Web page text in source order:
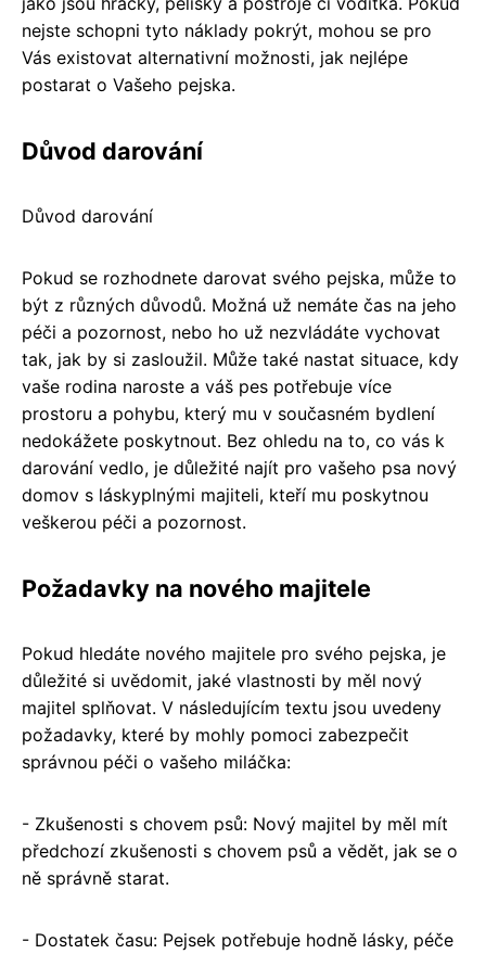
nejste schopni tyto náklady pokrýt, mohou se pro
Vás existovat alternativní možnosti, jak nejlépe
postarat o Vašeho pejska.
Důvod darování
Důvod darování
Pokud se rozhodnete darovat svého pejska, může to
být z různých důvodů. Možná už nemáte čas na jeho
péči a pozornost, nebo ho už nezvládáte vychovat
tak, jak by si zasloužil. Může také nastat situace, kdy
vaše rodina naroste a váš pes potřebuje více
prostoru a pohybu, který mu v současném bydlení
nedokážete poskytnout. Bez ohledu na to, co vás k
darování vedlo, je důležité najít pro vašeho psa nový
domov s láskyplnými majiteli, kteří mu poskytnou
veškerou péči a pozornost.
Požadavky na nového majitele
Pokud hledáte nového majitele pro svého pejska, je
důležité si uvědomit, jaké vlastnosti by měl nový
majitel splňovat. V následujícím textu jsou uvedeny
požadavky, které by mohly pomoci zabezpečit
správnou péči o vašeho miláčka:
- Zkušenosti s chovem psů: Nový majitel by měl mít
předchozí zkušenosti s chovem psů a vědět, jak se o
ně správně starat.
- Dostatek času: Pejsek potřebuje hodně lásky, péče